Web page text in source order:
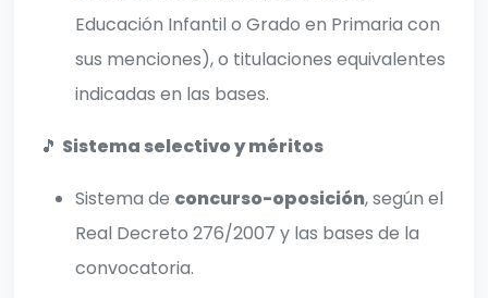
Educación Infantil o Grado en Primaria con
sus menciones), o titulaciones equivalentes
indicadas en las bases.
🎵 Sistema selectivo y méritos
Sistema de concurso-oposición, según el
Real Decreto 276/2007 y las bases de la
convocatoria.